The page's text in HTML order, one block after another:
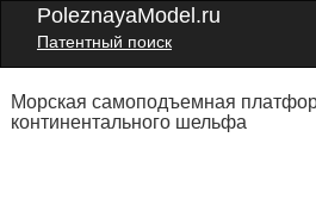
PoleznayaModel.ru
Патентный поиск
Морская самоподъемная
континентального шельфа